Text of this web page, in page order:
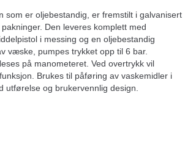
som er oljebestandig, er fremstilt i galvanisert
Den leveres komplett med
i messing og en oljebestandig
væske, pumpes trykket opp til 6 bar.
på manometeret. Ved overtrykk vil
Brukes til påføring av vaskemidler i
utførelse og brukervennlig design.